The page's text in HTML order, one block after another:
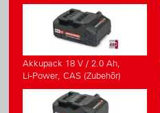
Akkupack 18 V / 2.0 Ah,
Li-Power, CAS (Zubehör)